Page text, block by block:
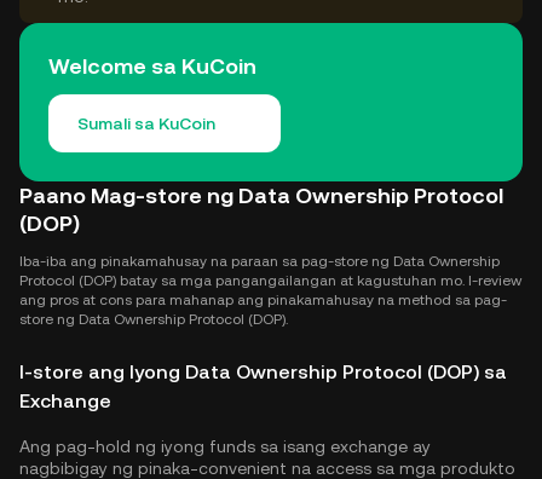
Welcome sa KuCoin
Sumali sa KuCoin
Paano Mag-store ng Data Ownership Protocol
(DOP)
Iba-iba ang pinakamahusay na paraan sa pag-store ng Data Ownership
Protocol (DOP) batay sa mga pangangailangan at kagustuhan mo. I-review
ang pros at cons para mahanap ang pinakamahusay na method sa pag-
store ng Data Ownership Protocol (DOP).
I-store ang Iyong Data Ownership Protocol (DOP) sa
Exchange
Ang pag-hold ng iyong funds sa isang exchange ay
nagbibigay ng pinaka-convenient na access sa mga produkto